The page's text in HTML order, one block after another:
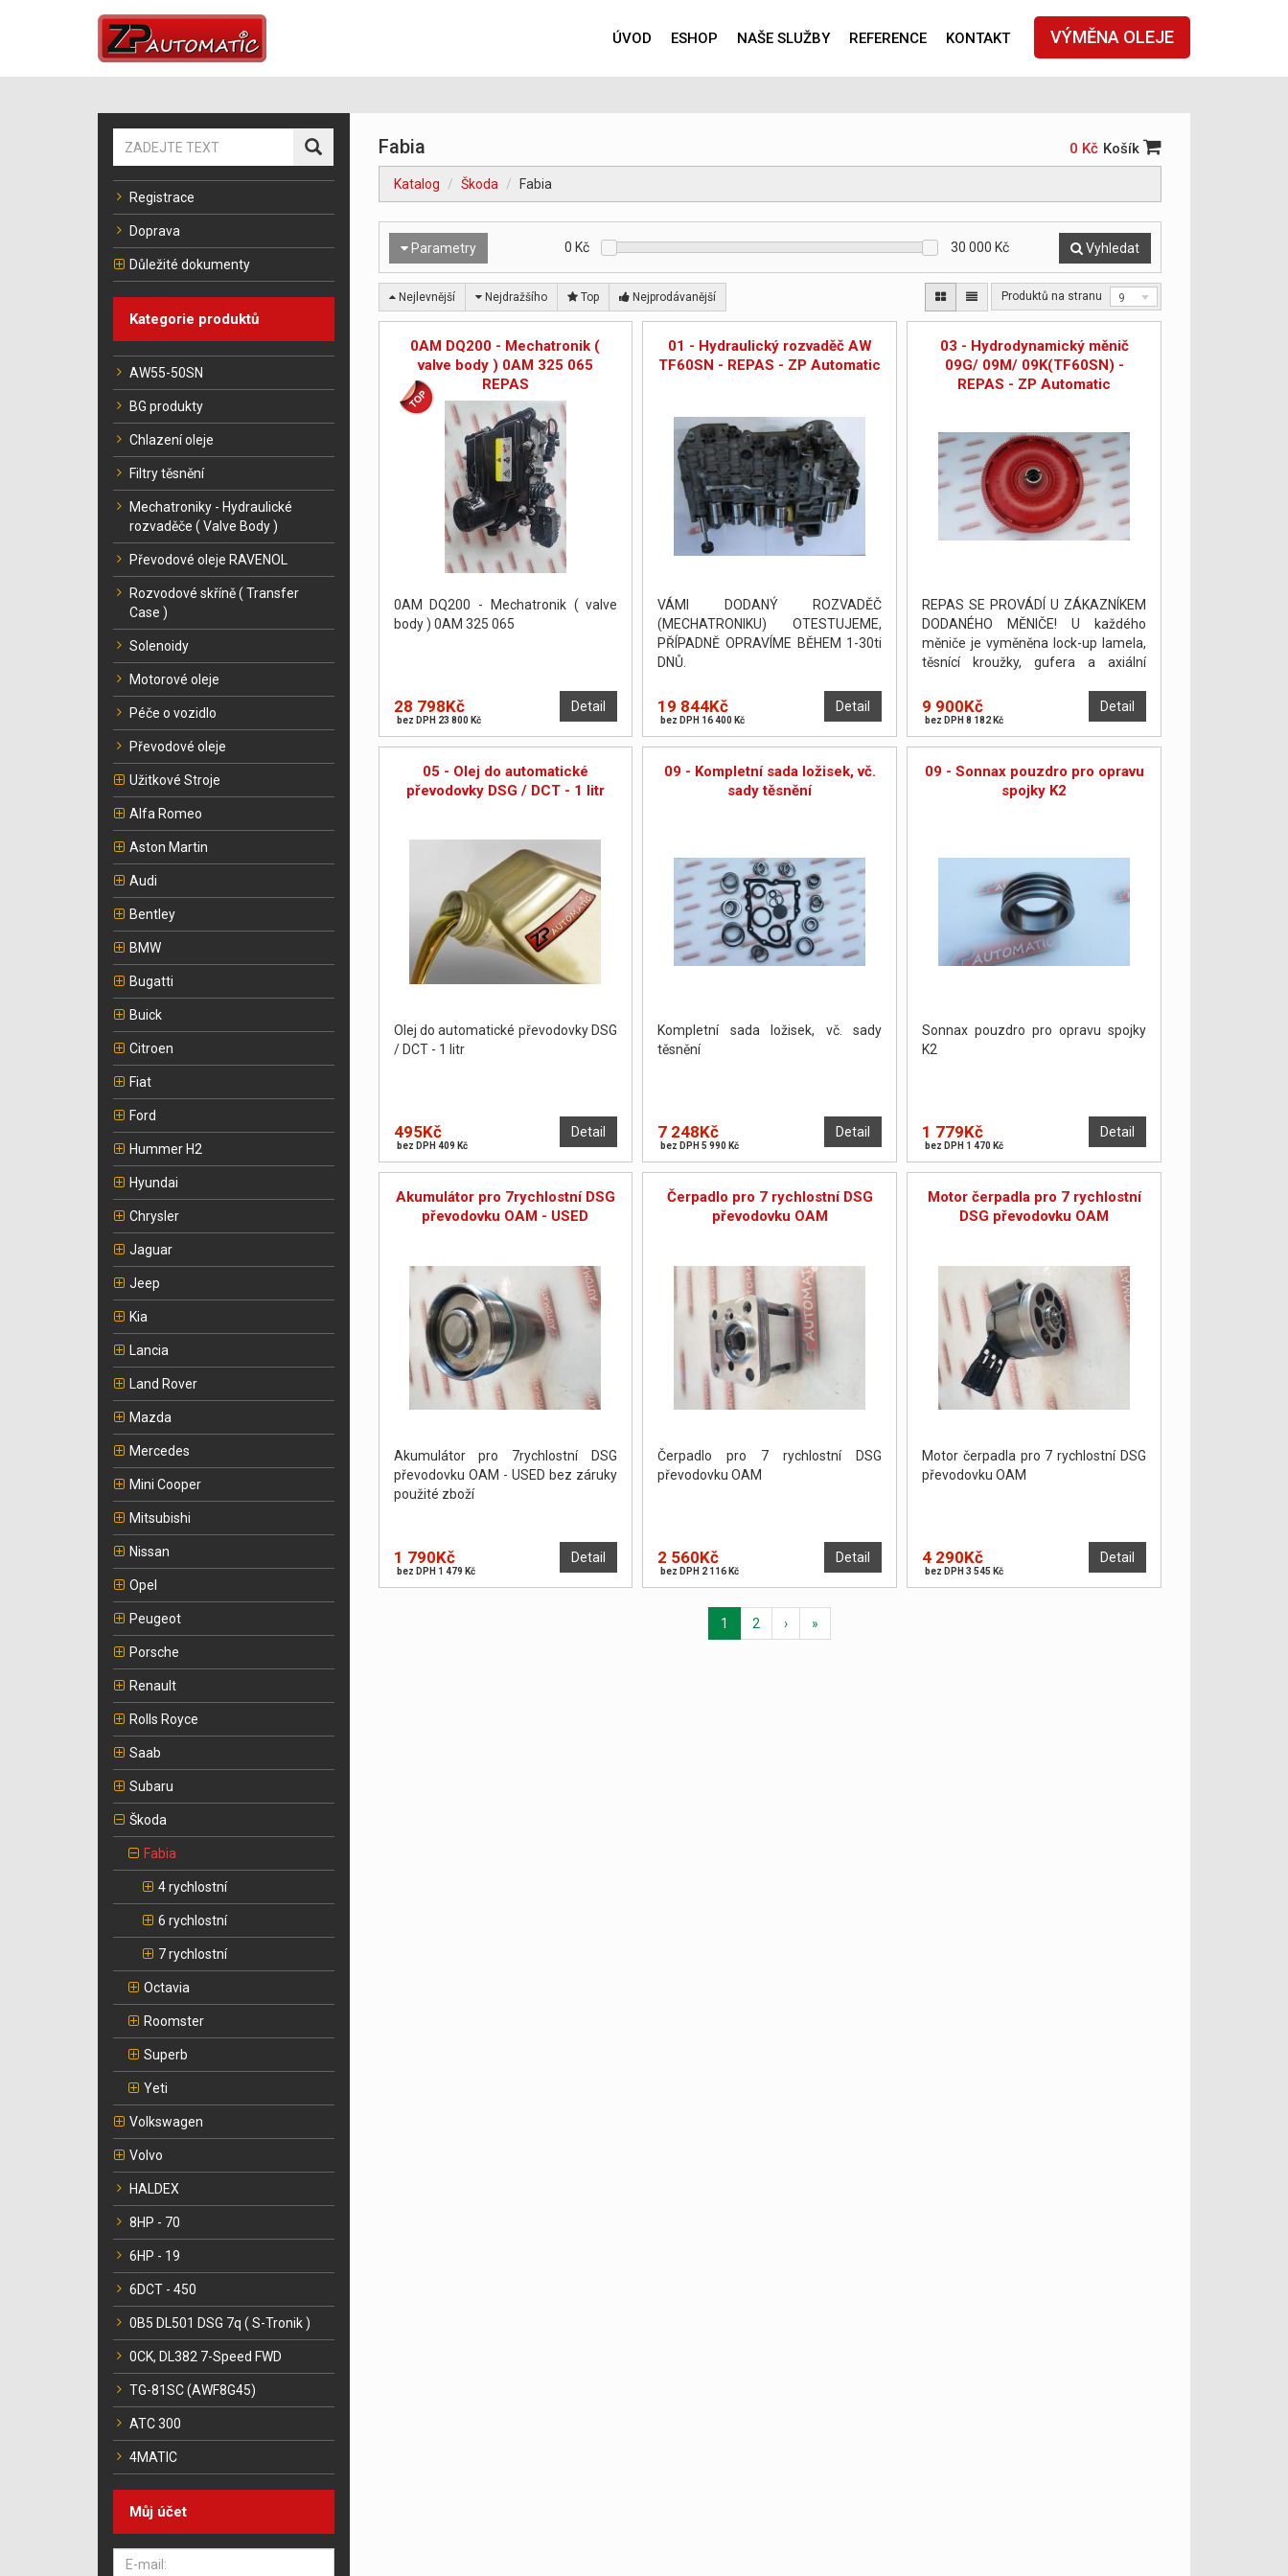
VÝMĚNA OLEJE
ÚVOD ESHOP NAŠE SLUŽBY REFERENCE KONTAKT
Registrace
Doprava
Důležité dokumenty
Kategorie produktů
AW55-50SN
BG produkty
Chlazení oleje
Filtry těsnění
Mechatroniky - Hydraulické
rozvaděče ( Valve Body )
Převodové oleje RAVENOL
Rozvodové skříně ( Transfer
Case )
Solenoidy
Motorové oleje
Péče o vozidlo
Převodové oleje
Užitkové Stroje
Alfa Romeo
Aston Martin
Audi
Bentley
BMW
Bugatti
Buick
Citroen
Fiat
Ford
Hummer H2
Hyundai
Chrysler
Jaguar
Jeep
Kia
Lancia
Land Rover
Mazda
Mercedes
Mini Cooper
Mitsubishi
Nissan
Opel
Peugeot
Porsche
Renault
Rolls Royce
Saab
Subaru
Škoda
Fabia
4 rychlostní
6 rychlostní
7 rychlostní
Octavia
Roomster
Superb
Yeti
Volkswagen
Volvo
HALDEX
8HP - 70
6HP - 19
6DCT - 450
0B5 DL501 DSG 7q ( S-Tronik )
0CK, DL382 7-Speed FWD
TG-81SC (AWF8G45)
ATC 300
4MATIC
Můj účet
Fabia 0 Kč Košík
Katalog Škoda Fabia
Parametry 0 Kč 30 000 Kč Vyhledat
Nejlevnější Nejdražšího Top Nejprodávanější Produktů na stranu 9
0AM DQ200 - Mechatronik (
valve body ) 0AM 325 065
REPAS
0AM DQ200 - Mechatronik ( valve
body ) 0AM 325 065
Detail
28 798Kč
bez DPH 23 800 Kč
01 - Hydraulický rozvaděč AW
TF60SN - REPAS - ZP Automatic
VÁMI DODANÝ ROZVADĚČ
(MECHATRONIKU) OTESTUJEME,
PŘÍPADNĚ OPRAVÍME BĚHEM 1-30ti
DNŮ.
Detail
19 844Kč
bez DPH 16 400 Kč
03 - Hydrodynamický měnič
09G/ 09M/ 09K(TF60SN) -
REPAS - ZP Automatic
REPAS SE PROVÁDÍ U ZÁKAZNÍKEM
DODANÉHO MĚNIČE! U každého
měniče je vyměněna lock-up lamela,
těsnící kroužky, gufera a axiální
vyvážen. PO DOHODĚ JE MOŽNO
PROVÉST OPRAVU NA POČKÁNÍ.
Detail
9 900Kč
bez DPH 8 182 Kč
05 - Olej do automatické
převodovky DSG / DCT - 1 litr
Olej do automatické převodovky DSG
/ DCT - 1 litr
Detail
495Kč
bez DPH 409 Kč
09 - Kompletní sada ložisek, vč.
sady těsnění
Kompletní sada ložisek, vč. sady
těsnění
Detail
7 248Kč
bez DPH 5 990 Kč
09 - Sonnax pouzdro pro opravu
spojky K2
Sonnax pouzdro pro opravu spojky
K2
Detail
1 779Kč
bez DPH 1 470 Kč
Akumulátor pro 7rychlostní DSG
převodovku OAM - USED
Akumulátor pro 7rychlostní DSG
převodovku OAM - USED bez záruky
použité zboží
Detail
1 790Kč
bez DPH 1 479 Kč
Čerpadlo pro 7 rychlostní DSG
převodovku OAM
Čerpadlo pro 7 rychlostní DSG
převodovku OAM
Detail
2 560Kč
bez DPH 2 116 Kč
Motor čerpadla pro 7 rychlostní
DSG převodovku OAM
Motor čerpadla pro 7 rychlostní DSG
převodovku OAM
Detail
4 290Kč
bez DPH 3 545 Kč
1 2 › »